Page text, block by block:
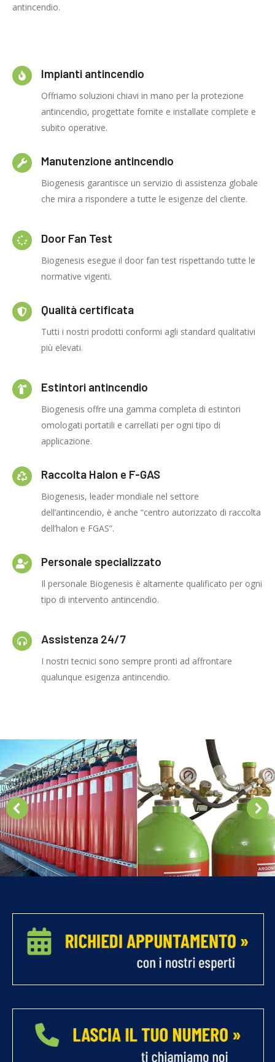
antincendio.
Impianti antincendio
Offriamo soluzioni chiavi in mano per la protezione
antincendio, progettate fornite e installate complete e
subito operative.
Manutenzione antincendio
Biogenesis garantisce un servizio di assistenza globale
che mira a rispondere a tutte le esigenze del cliente.
Door Fan Test
Biogenesis esegue il door fan test rispettando tutte le
normative vigenti.
Qualità certificata
Tutti i nostri prodotti conformi agli standard qualitativi
più elevati.
Estintori antincendio
Biogenesis offre una gamma completa di estintori
omologati portatili e carrellati per ogni tipo di
applicazione.
Raccolta Halon e F-GAS
Biogenesis, leader mondiale nel settore
dell’antincendio, è anche “centro autorizzato di raccolta
dell’halon e FGAS”.
Personale specializzato
Il personale Biogenesis è altamente qualificato per ogni
tipo di intervento antincendio.
Assistenza 24/7
I nostri tecnici sono sempre pronti ad affrontare
qualunque esigenza antincendio.